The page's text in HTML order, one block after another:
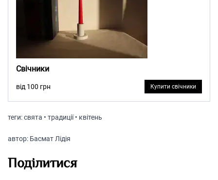
Свічники
від 100 грн Купити свічники
теги:свята • традиції • квітень
автор: Басмат Лідія
Поділитися